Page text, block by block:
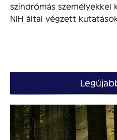
szindrómás személyekkel
NIH által végzett